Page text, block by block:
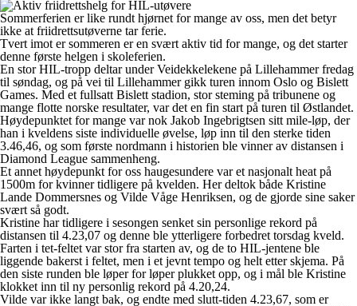
Sommerferien er like rundt hjørnet for mange av oss, men det betyr
ikke at friidrettsutøverne tar ferie.
Tvert imot er sommeren er en svært aktiv tid for mange, og det starter
denne første helgen i skoleferien.
En stor HIL-tropp deltar under Veidekkelekene på Lillehammer fredag
til søndag, og på vei til Lillehammer gikk turen innom Oslo og Bislett
Games. Med et fullsatt Bislett stadion, stor steming på tribunene og
mange flotte norske resultater, var det en fin start på turen til Østlandet.
Høydepunktet for mange var nok Jakob Ingebrigtsen sitt mile-løp, der
han i kveldens siste individuelle øvelse, løp inn til den sterke tiden
3.46,46, og som første nordmann i historien ble vinner av distansen i
Diamond League sammenheng.
Et annet høydepunkt for oss haugesundere var et nasjonalt heat på
1500m for kvinner tidligere på kvelden. Her deltok både Kristine
Lande Dommersnes og Vilde Våge Henriksen, og de gjorde sine saker
svært så godt.
Kristine har tidligere i sesongen senket sin personlige rekord på
distansen til 4.23,07 og denne ble ytterligere forbedret torsdag kveld.
Farten i tet-feltet var stor fra starten av, og de to HIL-jentene ble
liggende bakerst i feltet, men i et jevnt tempo og helt etter skjema. På
den siste runden ble løper for løper plukket opp, og i mål ble Kristine
klokket inn til ny personlig rekord på 4.20,24.
Vilde var ikke langt bak, og endte med slutt-tiden 4.23,67, som er